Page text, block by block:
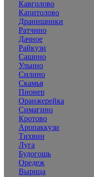
Кавголово
Капитолово
Дранишники
Ратчино
Дачное
Райкузи
Сашино
Ульино
Силино
Скамья
Пионер
Оранжерейка
Симагино
Кротово
Аропаккузи
Тихвин
Луга
Будогощь
Оредеж
Вырица